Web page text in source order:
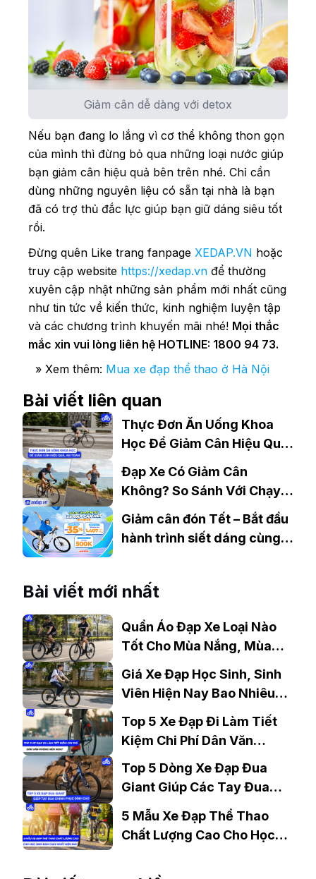
Giảm cân dễ dàng với detox
Nếu bạn đang lo lắng vì cơ thể không thon gọn
của mình thì đừng bỏ qua những loại nước giúp
bạn giảm cân hiệu quả bên trên nhé. Chỉ cần
dùng những nguyên liệu có sẵn tại nhà là bạn
đã có trợ thủ đắc lực giúp bạn giữ dáng siêu tốt
rồi.
Đừng quên Like trang fanpage XEDAP.VN hoặc
truy cập website https://xedap.vn để thường
xuyên cập nhật những sản phẩm mới nhất cũng
như tin tức về kiến thức, kinh nghiệm luyện tập
và các chương trình khuyến mãi nhé! Mọi thắc
mắc xin vui lòng liên hệ HOTLINE: 1800 94 73.
» Xem thêm: Mua xe đạp thể thao ở Hà Nội
Bài viết liên quan
Thực Đơn Ăn Uống Khoa
Học Để Giảm Cân Hiệu Quả,
Đạp Xe Có Giảm Cân
Không? So Sánh Với Chạy
Giảm cân đón Tết – Bắt đầu
hành trình siết dáng cùng
Bài viết mới nhất
Quần Áo Đạp Xe Loại Nào
Tốt Cho Mùa Nắng, Mùa
Giá Xe Đạp Học Sinh, Sinh
Viên Hiện Nay Bao Nhiêu?
Top 5 Xe Đạp Đi Làm Tiết
Kiệm Chi Phí Dân Văn
Phòng Nên Mua?
Top 5 Dòng Xe Đạp Đua
Giant Giúp Các Tay Đua
Chinh Phục Đỉnh Cao
5 Mẫu Xe Đạp Thể Thao
Chất Lượng Cao Cho Học